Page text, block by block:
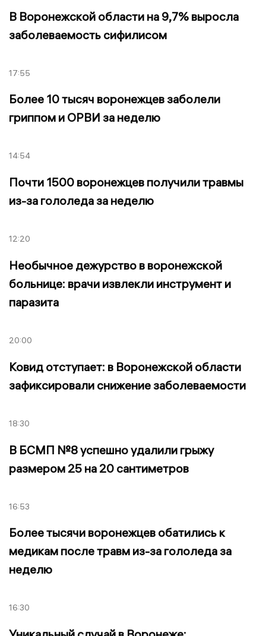
В Воронежской области на 9,7% выросла
заболеваемость сифилисом
17:55
Более 10 тысяч воронежцев заболели
гриппом и ОРВИ за неделю
14:54
Почти 1500 воронежцев получили травмы
из-за гололеда за неделю
12:20
Необычное дежурство в воронежской
больнице: врачи извлекли инструмент и
паразита
20:00
Ковид отступает: в Воронежской области
зафиксировали снижение заболеваемости
18:30
В БСМП №8 успешно удалили грыжу
размером 25 на 20 сантиметров
16:53
Более тысячи воронежцев обатились к
медикам после травм из-за гололеда за
неделю
16:30